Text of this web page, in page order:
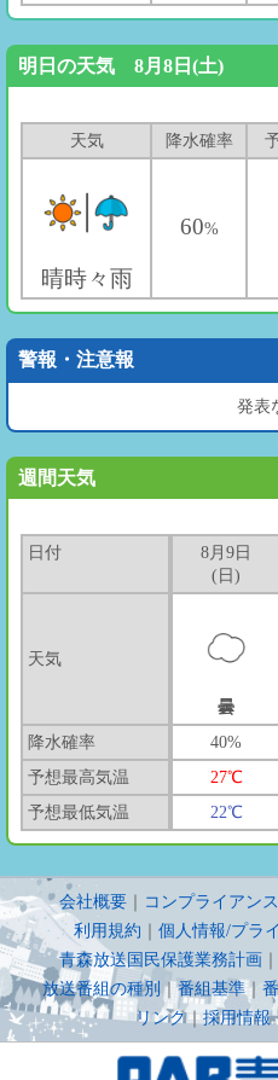
明日の天気 8月8日(土)
天気 降水確率
晴時々雨
60%
警報・注意報
発表
週間天気
日付
天気
降水確率
予想最高気温
予想最低気温
8月9日
(日)
曇
40%
27℃
22℃
会社概要 コンプライアン
利用規約
個人情報/プラ
青森放送国民保護業務計画
放送番組の種別 ｜番組基準 ｜
リンク｜ 採用情報